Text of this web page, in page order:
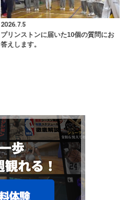
2026.7.5
プリンストンに届いた10個の質問にお
答えします。